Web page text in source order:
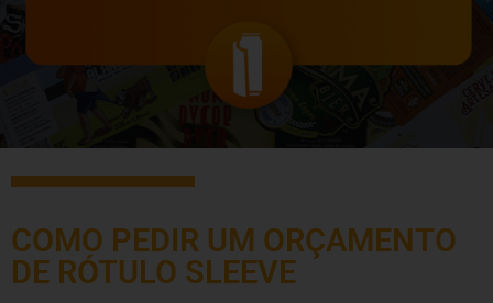
COMO PEDIR UM ORÇAMENTO
DE RÓTULO SLEEVE